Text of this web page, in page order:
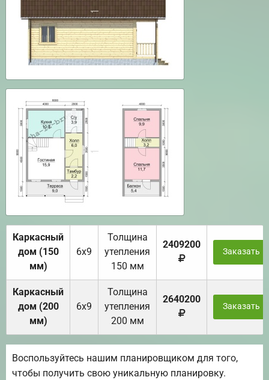
Каркасный
дом (150
мм)
6х9
Толщина
утепления
150 мм
2409200
Заказать
Каркасный
дом (200
мм)
6х9
Толщина
утепления
200 мм
2640200
Заказать
Воспользуйтесь нашим планировщиком для того,
чтобы получить свою уникальную планировку.